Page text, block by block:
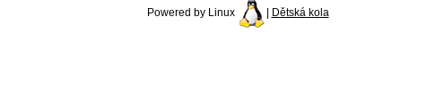
Powered by Linux
Dětská kola